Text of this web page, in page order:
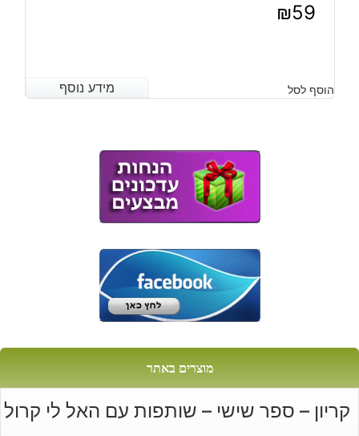
₪59
מידע נוסף הוסף לסל מידע נוסף
מוצרים באתר
קריון – ספר שישי – שותפות עם האל לי קרול